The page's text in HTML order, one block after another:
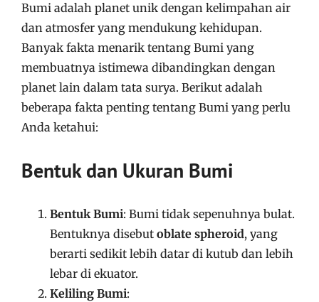
Bumi adalah planet unik dengan kelimpahan air
dan atmosfer yang mendukung kehidupan.
Banyak fakta menarik tentang Bumi yang
membuatnya istimewa dibandingkan dengan
planet lain dalam tata surya. Berikut adalah
beberapa fakta penting tentang Bumi yang perlu
Anda ketahui:
Bentuk dan Ukuran Bumi
Bentuk Bumi: Bumi tidak sepenuhnya bulat.
Bentuknya disebut oblate spheroid, yang
berarti sedikit lebih datar di kutub dan lebih
lebar di ekuator.
Keliling Bumi: